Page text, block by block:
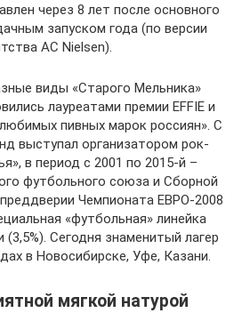
через 8 лет после основного
запуском года (по версии
AC Nielsen).
виды «Старого Мельника»
лауреатами премии EFFIE и
пивных марок россиян». С
выступал организатором рок-
в период с 2001 по 2015-й –
футбольного союза и Сборной
Чемпионата ЕВРО-2008
«футбольная» линейка
Сегодня знаменитый лагер
в Новосибирске, Уфе, Казани.
мягкой натурой